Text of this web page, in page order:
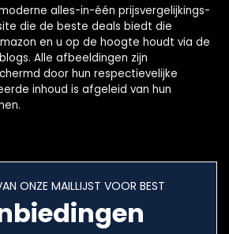
alles-in-één prijsvergelijkings-
die de beste deals biedt die
en u op de hoogte houdt via de
Alle afbeeldingen zijn
door hun respectievelijke
inhoud is afgeleid van hun
ONZE MAILLIJST VOOR BEST